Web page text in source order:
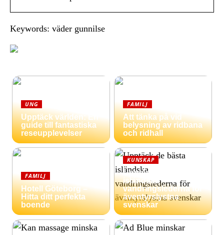
Keywords: väder gunnilse
UNG
Upptäck världen: En
guide till fantastiska
reseupplevelser
FAMILJ
Att tänka på vid
belysning av ridbana
och ridhall
FAMILJ
Hotell Göteborg –
Hitta ditt perfekta
boende
KUNSKAP
Upptäck de bästa
isländska
vandringslederna för
äventyrslystna
svenskar